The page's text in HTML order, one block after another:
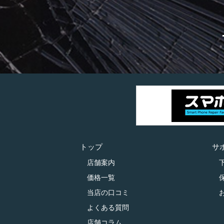
トップ
店舗案内
価格一覧
当店の口コミ
よくある質問
店舗コラム
サ